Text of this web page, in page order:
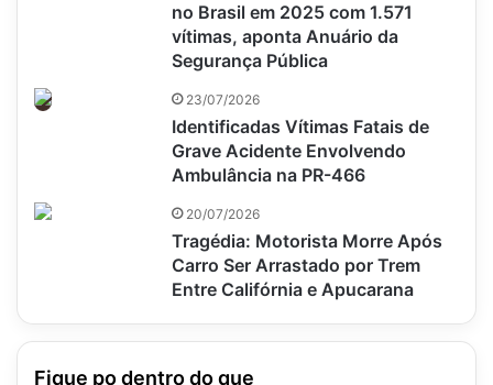
no Brasil em 2025 com 1.571
vítimas, aponta Anuário da
Segurança Pública
23/07/2026
Identificadas Vítimas Fatais de
Grave Acidente Envolvendo
Ambulância na PR-466
20/07/2026
Tragédia: Motorista Morre Após
Carro Ser Arrastado por Trem
Entre Califórnia e Apucarana
Fique po dentro do que